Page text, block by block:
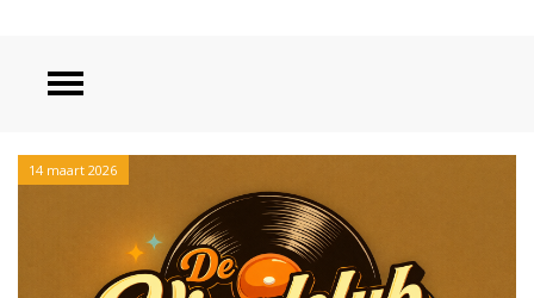
14 maart 2026